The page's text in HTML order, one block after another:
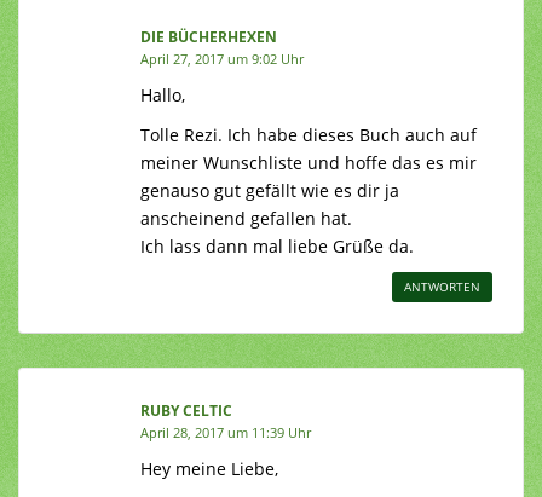
DIE BÜCHERHEXEN
April 27, 2017 um 9:02 Uhr
Hallo,
Tolle Rezi. Ich habe dieses Buch auch auf
meiner Wunschliste und hoffe das es mir
genauso gut gefällt wie es dir ja
anscheinend gefallen hat.
Ich lass dann mal liebe Grüße da.
ANTWORTEN
RUBY CELTIC
April 28, 2017 um 11:39 Uhr
Hey meine Liebe,